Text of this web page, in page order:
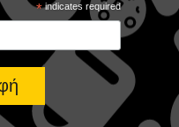
*indicates required